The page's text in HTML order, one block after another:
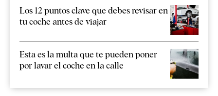
Los 12 puntos clave que debes revisar en
tu coche antes de viajar
Esta es la multa que te pueden poner
por lavar el coche en la calle